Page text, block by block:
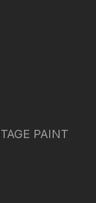
PAINT